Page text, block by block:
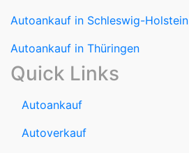
Autoankauf in Schleswig-Holstein
Autoankauf in Thüringen
Quick Links
Autoankauf
Autoverkauf